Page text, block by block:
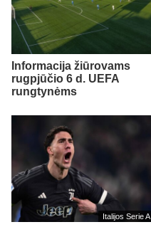
Informacija žiūrovams
rugpjūčio 6 d. UEFA
rungtynėms
Italijos Serie A